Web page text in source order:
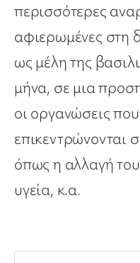
περισσότερες
αφιερωμένες στη
ως μέλη της
μήνα, σε μια
οι οργανώσεις που
επικεντρώνονται
όπως η αλλαγή
υγεία, κ.α.